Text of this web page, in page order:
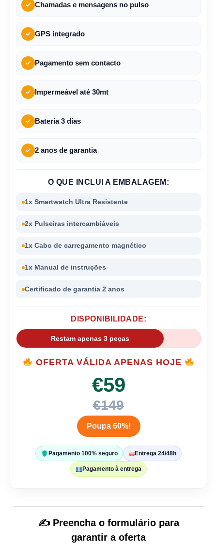
Chamadas e mensagens no pulso
GPS integrado
Pagamento sem contacto
Impermeável até 30mt
Bateria 3 dias
2 anos de garantia
O QUE INCLUI A EMBALAGEM:
1x Smartwatch Ultra Resistente
2x Pulseiras intercambiáveis
1x Cabo de carregamento magnético
1x Manual de instruções
Certificado de garantia 2 anos
DISPONIBILIDADE:
Restam apenas 3 peças
OFERTA VÁLIDA APENAS HOJE
€59
€149
Poupa 60%!
Pagamento 100% seguro Entrega 24/48h
Pagamento à entrega
✍️ Preencha o formulário para
garantir a oferta